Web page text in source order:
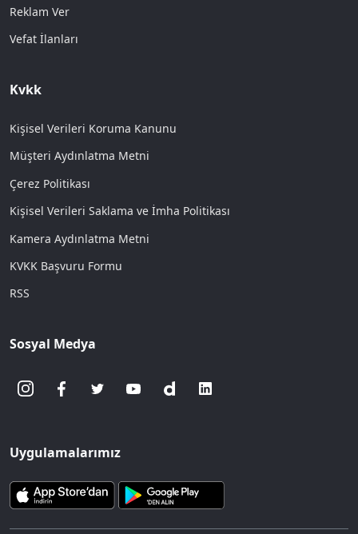
Reklam Ver
Vefat İlanları
Kvkk
Kişisel Verileri Koruma Kanunu
Müşteri Aydınlatma Metni
Çerez Politikası
Kişisel Verileri Saklama ve İmha Politikası
Kamera Aydınlatma Metni
KVKK Başvuru Formu
RSS
Sosyal Medya
Uygulamalarımız